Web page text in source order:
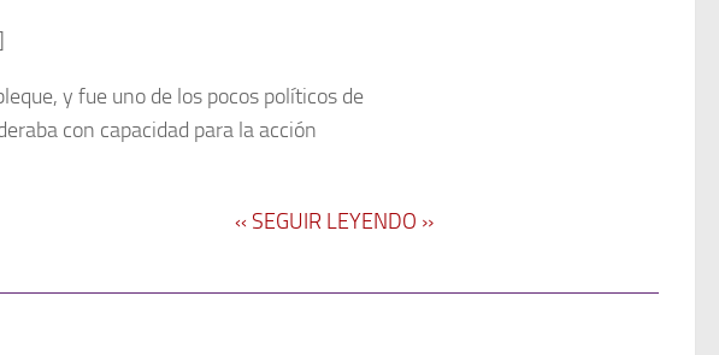
y fue uno de los pocos políticos de
con capacidad para la acción
‹‹ SEGUIR LEYENDO ››